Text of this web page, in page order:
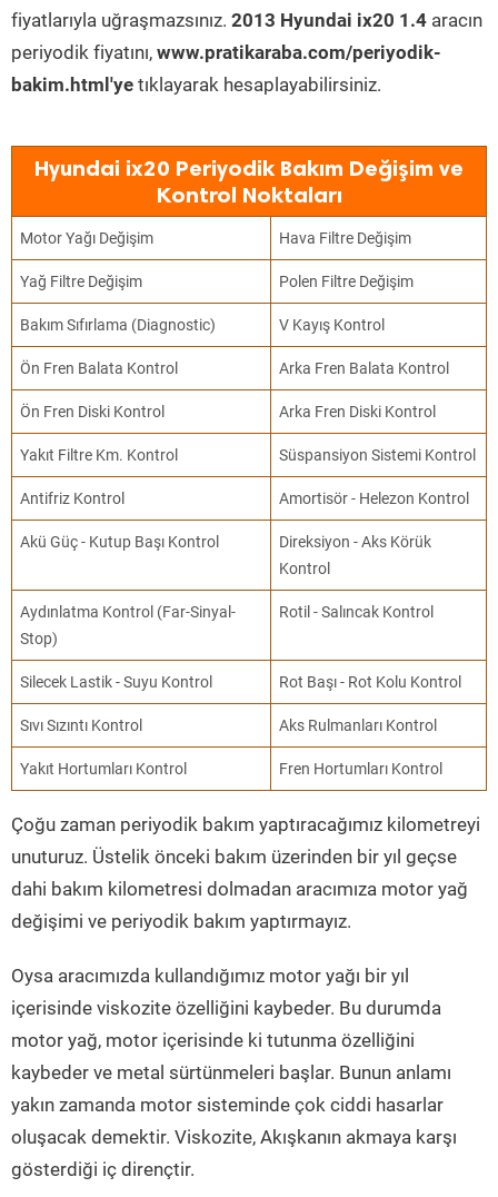
fiyatlarıyla uğraşmazsınız. 2013 Hyundai ix20 1.4 aracın
periyodik fiyatını, www.pratikaraba.com/periyodik-
bakim.html'ye tıklayarak hesaplayabilirsiniz.
Hyundai ix20 Periyodik Bakım Değişim ve
Kontrol Noktaları
Motor Yağı Değişim Hava Filtre Değişim
Yağ Filtre Değişim Polen Filtre Değişim
Bakım Sıfırlama (Diagnostic) V Kayış Kontrol
Ön Fren Balata Kontrol Arka Fren Balata Kontrol
Ön Fren Diski Kontrol Arka Fren Diski Kontrol
Yakıt Filtre Km. Kontrol Süspansiyon Sistemi Kontrol
Antifriz Kontrol Amortisör - Helezon Kontrol
Akü Güç - Kutup Başı Kontrol
Direksiyon - Aks Körük
Kontrol
Aydınlatma Kontrol (Far-Sinyal-
Stop)
Rotil - Salıncak Kontrol
Silecek Lastik - Suyu Kontrol Rot Başı - Rot Kolu Kontrol
Sıvı Sızıntı Kontrol Aks Rulmanları Kontrol
Yakıt Hortumları Kontrol Fren Hortumları Kontrol
Çoğu zaman periyodik bakım yaptıracağımız kilometreyi
unuturuz. Üstelik önceki bakım üzerinden bir yıl geçse
dahi bakım kilometresi dolmadan aracımıza motor yağ
değişimi ve periyodik bakım yaptırmayız.
Oysa aracımızda kullandığımız motor yağı bir yıl
içerisinde viskozite özelliğini kaybeder. Bu durumda
motor yağ, motor içerisinde ki tutunma özelliğini
kaybeder ve metal sürtünmeleri başlar. Bunun anlamı
yakın zamanda motor sisteminde çok ciddi hasarlar
oluşacak demektir. Viskozite, Akışkanın akmaya karşı
gösterdiği iç dirençtir.